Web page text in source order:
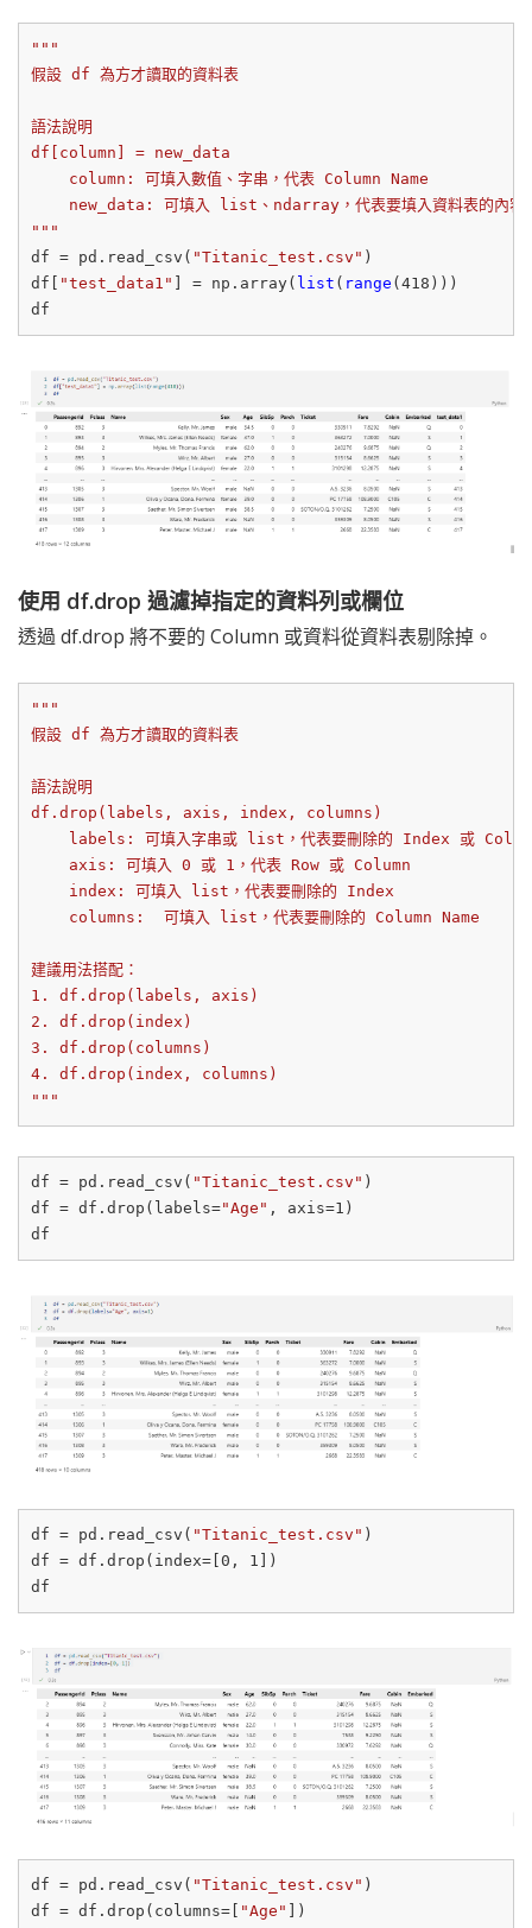
"""
假設 df 為方才讀取的資料表
語法說明
df[column] = new_data
    column: 可填入數值、字串，代表 Column Name
    new_data: 可填入 list、ndarray，代表要填入資料表的內容
"""
df = pd.read_csv( "Titanic_test.csv" )
df[
"test_data1" ] = np.array( list ( range ( 418 )))
使用 df.drop 過濾掉指定的資料列或欄位
透過 df.drop 將不要的 Column 或資料從資料表剔除掉。
"""
假設 df 為方才讀取的資料表
語法說明
df.drop(labels, axis, index, columns)
labels: 可填入字串或 list，代表要刪除的 Index 或
    axis: 可填入 0 或 1，代表 Row 或 Column
    index: 可填入 list，代表要刪除的 Index
    columns:  可填入 list，代表要刪除的 Column Name
建議用法搭配：
1. df.drop(labels, axis)
2. df.drop(index)
3. df.drop(columns)
4. df.drop(index, columns)
"""
df = pd.read_csv( "Titanic_test.csv" )
df = df.drop(labels="Age" , axis=1 )
df = pd.read_csv( "Titanic_test.csv" )
df = df.drop(index=[ 0 , 1 ])
df = pd.read_csv( "Titanic_test.csv" )
df = df.drop(columns=[ "Age" ])